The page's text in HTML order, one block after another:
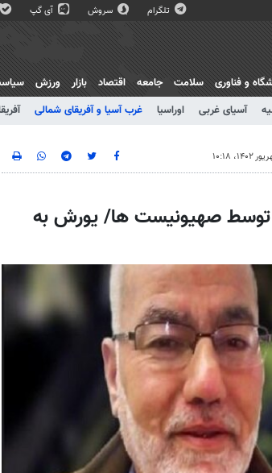
تلگرام سروش آی گپ
و فناوری سلامت جامعه اقتصاد بازار ورزش
آسیای غربی اوراسیا غرب آسیا و آفریقای شمالی
توسط صهیونیست ها/ یورش به